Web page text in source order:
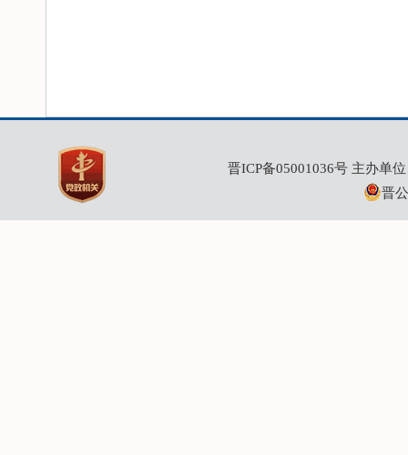
晋ICP备05001036号主办单位
晋